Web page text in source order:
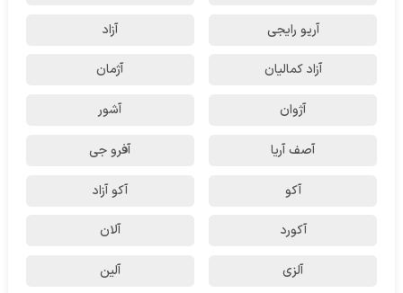
آریو رایجی آزاد
آزاد کمالیان آژمان
آژوان آشور
آصف آریا آفرو جی
آکو آکو آزاد
آکورد آلان
آلزی آلین